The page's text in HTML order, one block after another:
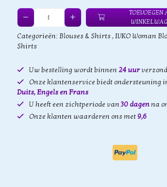
TOEVOEGEN
Categorieën: Blouses & Shirts, IVKO Woman
Shirts
Uw bestelling wordt binnen 24 uur
Onze klantenservice biedt ondersteuning
Duits, Engels en Frans
U heeft een zichtperiode van30 dagenna
Onze klanten waarderen ons met 9,6